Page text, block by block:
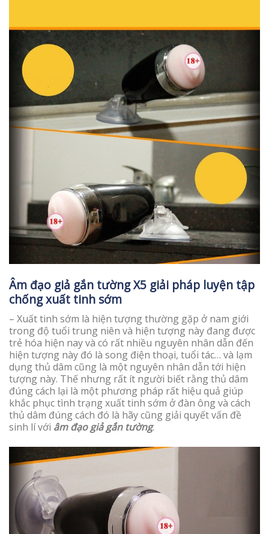
Âm đạo giả gắn tường X5 giải pháp luyện tập
chống xuất tinh sớm
– Xuất tinh sớm là hiện tượng thường gặp ở nam giới
trong độ tuổi trung niên và hiện tượng này đang được
trẻ hóa hiện nay và có rất nhiều nguyên nhân dẫn đến
hiện tượng này đó là song điện thoại, tuổi tác… và lạm
dụng thủ dâm cũng là một nguyên nhân dẫn tới hiện
tượng này. Thế nhưng rất ít người biết rằng thủ dâm
đúng cách lại là một phương pháp rất hiệu quả giúp
khắc phục tình trạng xuất tinh sớm ở đàn ông và cách
thủ dâm đúng cách đó là hãy cũng giải quyết vấn đề
sinh lí với âm đạo giả gắn tường.